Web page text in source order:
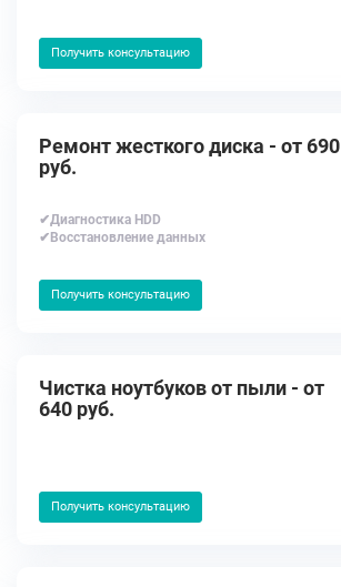
Получить консультацию
Ремонт жесткого диска - от 690
руб.
✔Диагностика HDD
✔Восстановление данных
Получить консультацию
Чистка ноутбуков от пыли - от
640 руб.
Получить консультацию